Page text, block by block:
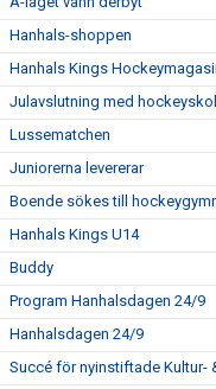
Hanhals-shoppen
Hanhals Kings
Julavslutning med
Lussematchen
Juniorerna levererar
Boende sökes till
Hanhals Kings U14
Buddy
Program Hanhalsdagen 24/9
Hanhalsdagen 24/9
Succé för nyinstiftade Kultur-